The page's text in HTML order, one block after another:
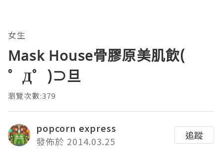
女生
Mask House骨膠原美肌飲(
゜Д゜)⊃旦
瀏覽次數:379
popcorn express
發佈於 2014.03.25
追蹤